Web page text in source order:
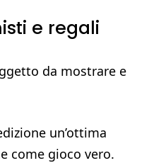
e regali
da mostrare e
un’ottima
come gioco vero.